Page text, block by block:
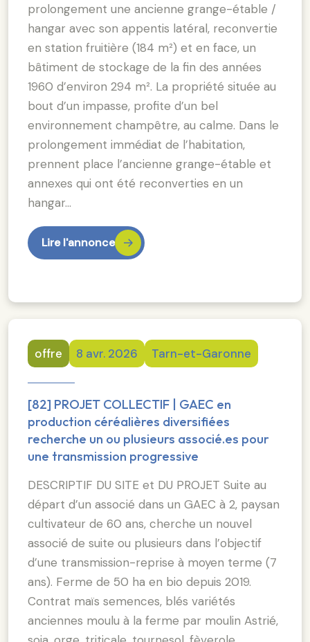
prolongement une ancienne grange-étable /
hangar avec son appentis latéral, reconvertie
en station fruitière (184 m²) et en face, un
bâtiment de stockage de la fin des années
1960 d’environ 294 m². La propriété située au
bout d’un impasse, profite d’un bel
environnement champêtre, au calme. Dans le
prolongement immédiat de l’habitation,
prennent place l’ancienne grange-étable et
annexes qui ont été reconverties en un
hangar…
Lire l'annonce
offre 8 avr. 2026 Tarn-et-Garonne
[82] PROJET COLLECTIF | GAEC en
production céréalières diversifiées
recherche un ou plusieurs associé.es pour
une transmission progressive
DESCRIPTIF DU SITE et DU PROJET Suite au
départ d’un associé dans un GAEC à 2, paysan
cultivateur de 60 ans, cherche un nouvel
associé de suite ou plusieurs dans l’objectif
d’une transmission-reprise à moyen terme (7
ans). Ferme de 50 ha en bio depuis 2019.
Contrat maïs semences, blés variétés
anciennes moulu à la ferme par moulin Astrié,